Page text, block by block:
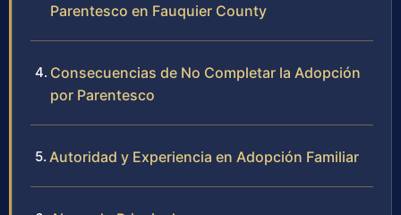
Parentesco en Fauquier County
Consecuencias de No Completar la Adopción
por Parentesco
Autoridad y Experiencia en Adopción Familiar